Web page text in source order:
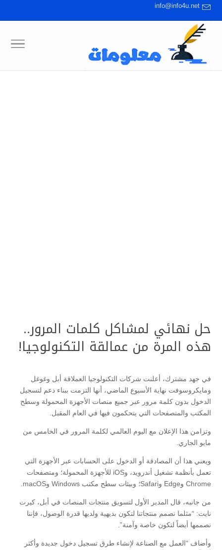
info@info4u.net
حل نهائي لمشاكل كلمات المرور..
هذه المرة من عمالقة التكنولوجيا!
في جهد مشترك، أعلنت شركات التكنولوجيا العملاقة أبل وغوغل
ومايكروسوفت نهاية الأسبوع الماضي، أنها التزمت ببناء دعم لتسجيل
الدخول بدون كلمة مرور عبر جميع منصات الأجهزة المحمولة وسطح
المكتب والمتصفحات التي يتحكمون فيها في العام المقبل.
وتزامن هذا الإعلان مع اليوم العالمي لكلمة المرور في الخامس من
مايو الجاري.
ويعني هذا أن المصادقة أو الدخول على الحسابات عبر الأجهزة التي
تعمل بأنظمة تشغيل أندرويد، وiOS للأجهزة المحمولة؛ ومتصفحات
Chrome وEdge وSafari؛ وبيئات سطح مكتب Windows وmacOS.
من جانبه، قال المدير الأول لتسويق منتجات المنصات في أبل، كيرت
نايت: “مثلما نصمم منتجاتنا لتكون بديهية ولديها قدرة الوصول، فإننا
نصممها أيضاً لتكون خاصة وآمنة”.
وأضاف “العمل مع الصناعة لإنشاء طرق تسجيل دخول جديدة وأكثر